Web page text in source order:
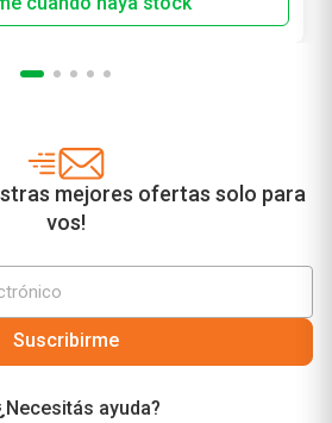
mejores ofertas solo para
vos!
Suscribirme
ayuda?